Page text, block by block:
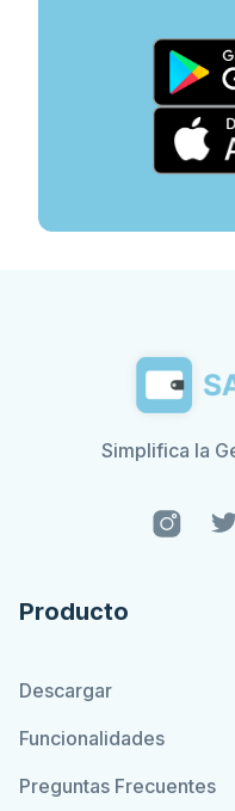
Simplifica la
Producto
Descargar
Funcionalidades
Preguntas Frecuentes